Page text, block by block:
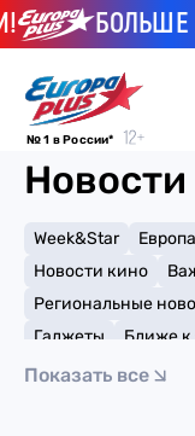
БОЛЬШЕ
№ 1 в России*
Новости
Week&Star
Новости кино
Региональные
Гаджеты
Ближе к
Мемы и тренды
Показать все